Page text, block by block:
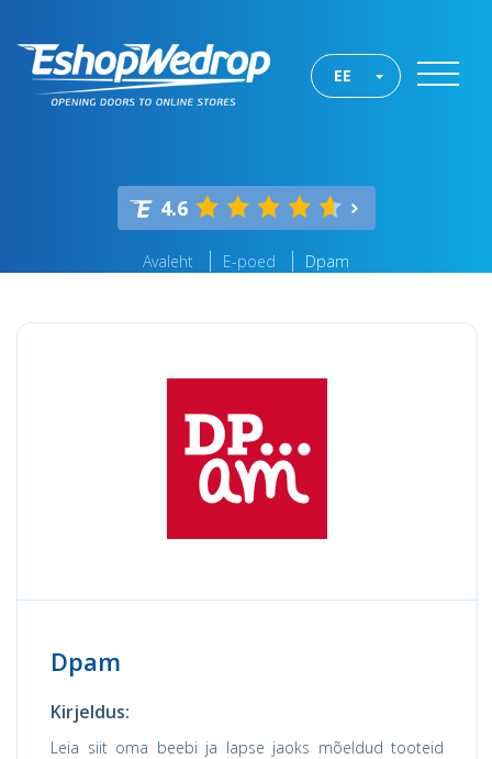
EE
4.6
Avaleht E-poed Dpam
Dpam
Kirjeldus:
Leia siit oma beebi ja lapse jaoks mõeldud tooteid